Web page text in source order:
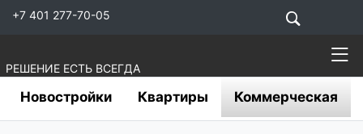
+7 401 277-70-05
РЕШЕНИЕ ЕСТЬ ВСЕГДА
Новостройки Квартиры Коммерческая